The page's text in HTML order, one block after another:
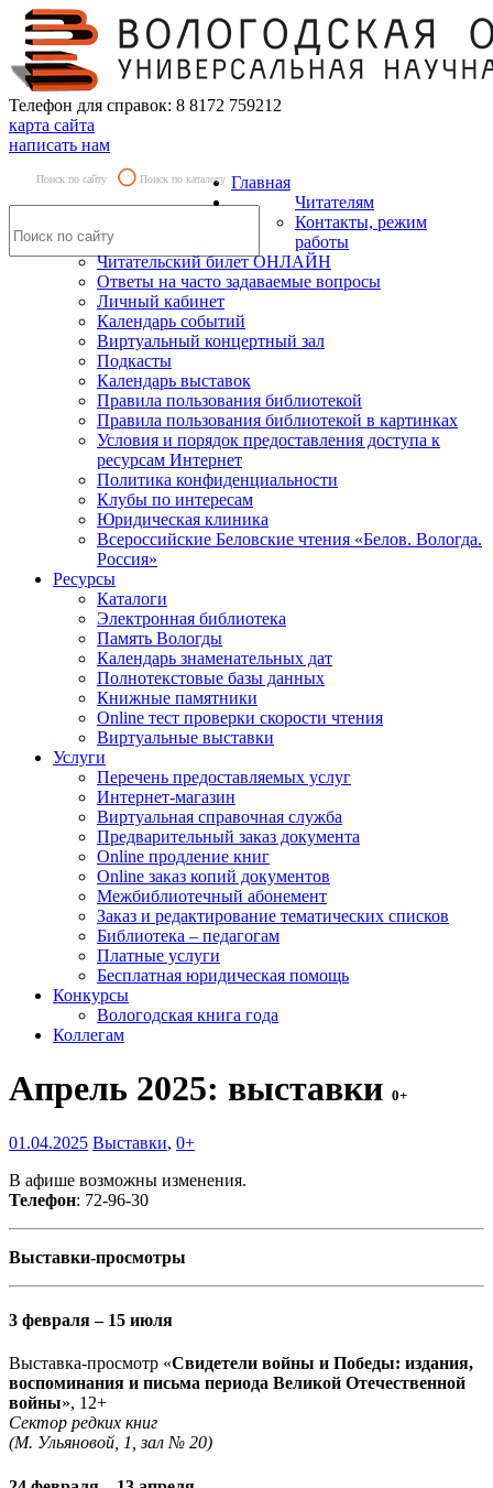
Телефон для справок: 8 8172 759212
карта сайта
написать нам
Поиск по сайту Поиск по каталогу Главная
Читателям
Контакты, режим
работы
Читательский билет ОНЛАЙН
Ответы на часто задаваемые вопросы
Личный кабинет
Календарь событий
Виртуальный концертный зал
Подкасты
Календарь выставок
Правила пользования библиотекой
Правила пользования библиотекой в картинках
Условия и порядок предоставления доступа к
ресурсам Интернет
Политика конфиденциальности
Клубы по интересам
Юридическая клиника
Всероссийские Беловские чтения «Белов. Вологда.
Россия»
Ресурсы
Каталоги
Электронная библиотека
Память Вологды
Календарь знаменательных дат
Полнотекстовые базы данных
Книжные памятники
Online тест проверки скорости чтения
Виртуальные выставки
Услуги
Перечень предоставляемых услуг
Интернет-магазин
Виртуальная справочная служба
Предварительный заказ документа
Online продление книг
Online заказ копий документов
Межбиблиотечный абонемент
Заказ и редактирование тематических списков
Библиотека – педагогам
Платные услуги
Бесплатная юридическая помощь
Конкурсы
Вологодская книга года
Коллегам
Апрель 2025: выставки 0+
01.04.2025 Выставки, 0+
В афише возможны изменения.
Телефон: 72-96-30
Выставки-просмотры
3 февраля – 15 июля
Выставка-просмотр «Свидетели войны и Победы: издания,
воспоминания и письма периода Великой Отечественной
войны», 12+
Сектор редких книг
(М. Ульяновой, 1, зал № 20)